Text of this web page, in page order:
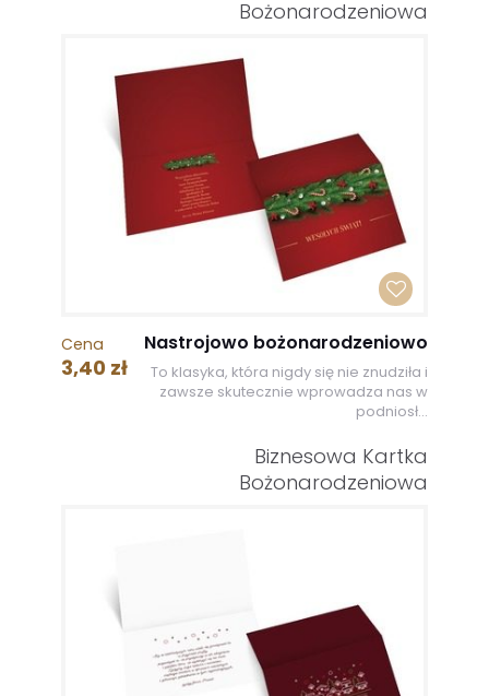
Bożonarodzeniowa
Cena
3,40 zł
Nastrojowo bożonarodzeniowo
To klasyka, która nigdy się nie znudziła i
zawsze skutecznie wprowadza nas w
podniosł...
Biznesowa Kartka
Bożonarodzeniowa